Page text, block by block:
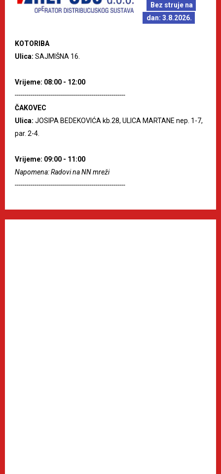
Bez struje na
dan: 3.8.2026.
KOTORIBA
Ulica: SAJMIŠNA 16.
Vrijeme: 08:00 - 12:00
--------------------------------------------------------
ČAKOVEC
Ulica: JOSIPA BEDEKOVIĆA kb.28, ULICA MARTANE nep. 1-7,
par. 2-4.
Vrijeme: 09:00 - 11:00
Napomena: Radovi na NN mreži
--------------------------------------------------------